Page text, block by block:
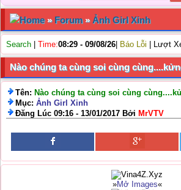
Home» Forum»Ảnh Girl Xinh
Search Time:08:29 - 09/08/26 Báo Lỗi | Lượt
Nào chúng ta cùng soi cùng
Tên: Nào chúng ta cùng soi cùng
Mục: Ảnh Girl Xinh
Đăng Lúc 09:16 - 13/01/2017 Bởi MrVTV
»Mở Images«